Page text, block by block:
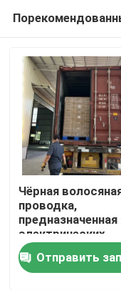
Главная
Продукция
Чёрная
проводка,
электрических
проводов,
обеспечивающая
уменьшение
Отправить